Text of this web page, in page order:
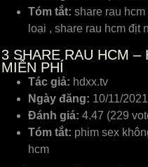
Tóm tắt: share rau
loại , share rau hcm địt
3 SHARE RAU HCM –
MIỄN PHÍ
Tác giả: hdxx.tv
Ngày đăng: 10/11/2021
Đánh giá: 4.47 (229
Tóm tắt: phim sex
hcm